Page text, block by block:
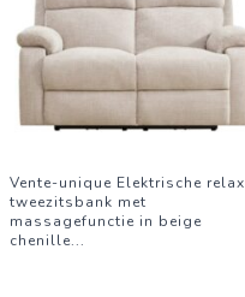
Vente-unique Elektrische relax
tweezitsbank met
massagefunctie in beige
chenille...